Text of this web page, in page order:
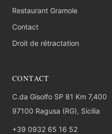
Restaurant Gramole
Contact
Droit de rétractation
CONTACT
C.da Gisolfo SP 81 Km 7,400
97100 Ragusa (RG), Sicilia
+39 0932 65 16 52